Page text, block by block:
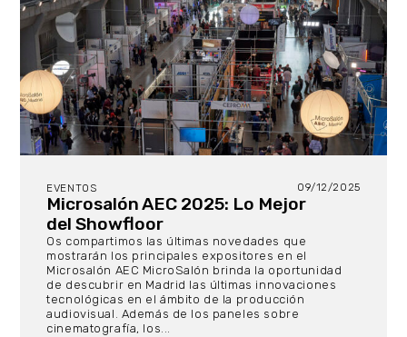
EVENTOS 09/12/2025
Microsalón AEC 2025: Lo Mejor
del Showfloor
Os compartimos las últimas novedades que
mostrarán los principales expositores en el
Microsalón AEC MicroSalón brinda la oportunidad
de descubrir en Madrid las últimas innovaciones
tecnológicas en el ámbito de la producción
audiovisual. Además de los paneles sobre
cinematografía, los...